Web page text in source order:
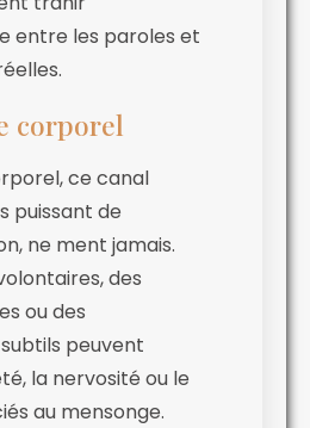
entre les paroles et
corporel
ce canal
puissant de
ne ment jamais.
des
ou des
peuvent
la nervosité ou le
au mensonge.